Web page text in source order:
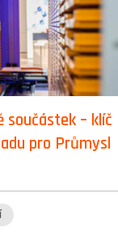
– klíč
pro Průmysl